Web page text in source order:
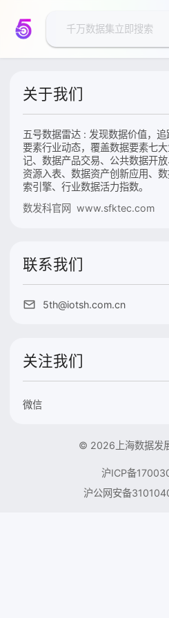
关于我们
五号数据雷达 : 发现数据价值，
要素行业动态，覆盖数据要素七
记、数据产品交易、公共数据开
资源入表、数据资产创新应用、
索引擎、行业数据活力指数。
数发科官网 www.sfktec.com
联系我们
5th@iotsh.com.cn
关注我们
微信
© 2026上海数据发
沪ICP备
沪公网安备